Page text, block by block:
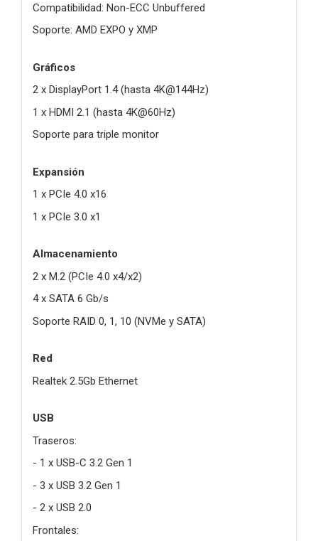
Compatibilidad: Non-ECC Unbuffered
Soporte: AMD EXPO y XMP
Gráficos
2 x DisplayPort 1.4 (hasta 4K@144Hz)
1 x HDMI 2.1 (hasta 4K@60Hz)
Soporte para triple monitor
Expansión
1 x PCIe 4.0 x16
1 x PCIe 3.0 x1
Almacenamiento
2 x M.2 (PCIe 4.0 x4/x2)
4 x SATA 6 Gb/s
Soporte RAID 0, 1, 10 (NVMe y SATA)
Red
Realtek 2.5Gb Ethernet
USB
Traseros:
- 1 x USB-C 3.2 Gen 1
- 3 x USB 3.2 Gen 1
- 2 x USB 2.0
Frontales: